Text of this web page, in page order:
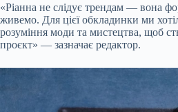
«Ріанна не слідує трендам — вона
живемо. Для цієї обкладинки ми
розуміння моди та мистецтва, щоб
проєкт» — зазначає редактор.